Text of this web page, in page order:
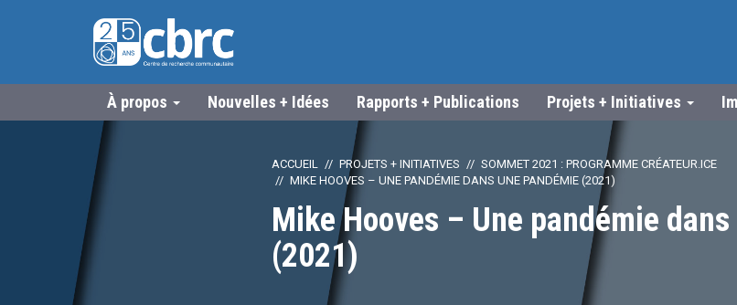
À propos Nouvelles + Idées Rapports + Publications Projets + Initiatives
ACCUEIL PROJETS + INITIATIVES
SOMMET 2021 : PROGRAMME CRÉATEUR.ICE
MIKE HOOVES – UNE PANDÉMIE DANS UNE PANDÉMIE (2021)
Mike Hooves – Une pandémie
(2021)